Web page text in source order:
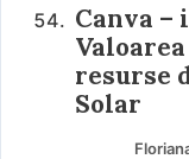
Canva –
resurse
Solar